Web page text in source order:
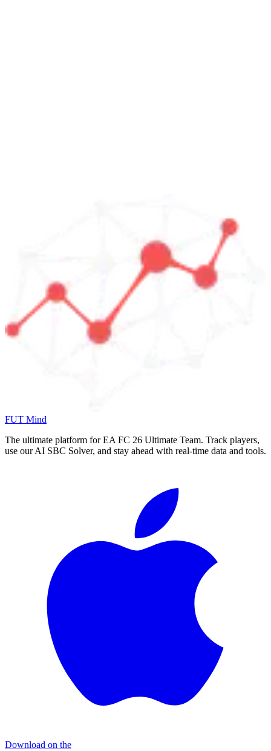
FUT Mind
The ultimate platform for EA FC 26 Ultimate Team. Track players,
use our AI SBC Solver, and stay ahead with real-time data and tools.
Download on the